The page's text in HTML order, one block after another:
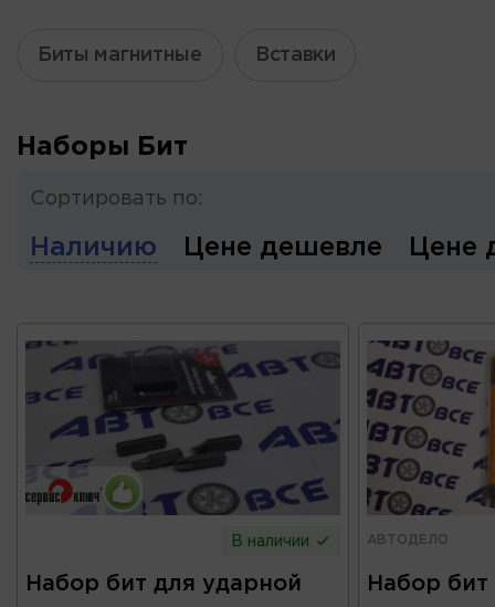
Биты магнитные Вставки
Наборы Бит
Сортировать по:
Наличию Цене дешевле Цене
В наличии
Набор бит для ударной
АВТОДЕЛО
Набор бит